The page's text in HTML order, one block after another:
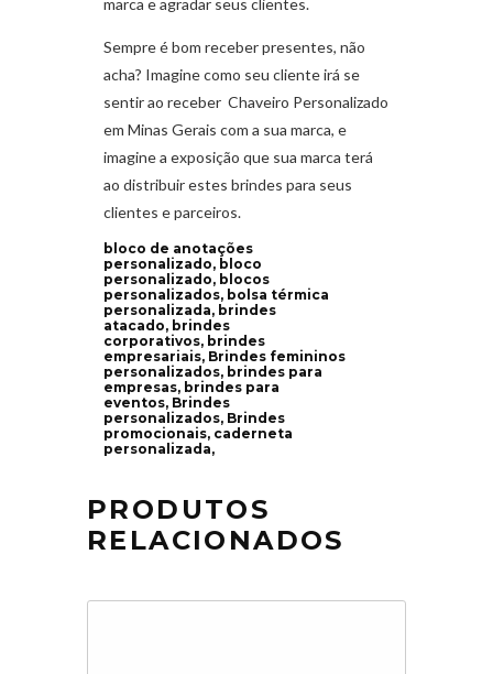
Sempre é bom receber presentes, não
acha? Imagine como seu cliente irá se
sentir ao receber Chaveiro Personalizado
em Minas Gerais com a sua marca, e
imagine a exposição que sua marca terá
ao distribuir estes brindes para seus
clientes e parceiros.
bloco de anotações
personalizado, bloco
personalizado, blocos
personalizados, bolsa térmica
personalizada, brindes
atacado, brindes
corporativos, brindes
empresariais, Brindes femininos
personalizados, brindes para
empresas, brindes para
eventos, Brindes
personalizados, Brindes
promocionais, caderneta
personalizada,
PRODUTOS
RELACIONADOS